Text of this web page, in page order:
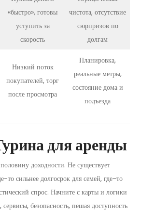
«быстро», готовы
уступить за
скорость
чистота, отсутствие
сюрпризов по
долгам
Низкий поток
покупателей, торг
после просмотра
Планировка,
реальные метры,
состояние дома и
подъезда
для аренды
доходности. Не существует
то сильнее долгосрок для семей, где-то
спрос. Начните с карты и логики
сервисы, безопасность, пешая доступность